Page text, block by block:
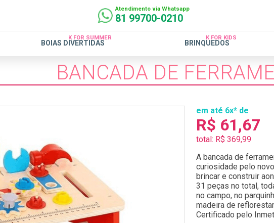
Atendimento via Whatsapp
81 99700-0210
BOIAS DIVERTIDAS
K FOR SUMMER
BRINQUEDOS
K FOR KIDS
BANCADA DE
em até 6x* de
R$ 61,67
total: R$ 369,99
A bancada de
curiosidade pelo
brincar e construir
31 peças no total,
no campo, no
madeira de
Certificado pelo